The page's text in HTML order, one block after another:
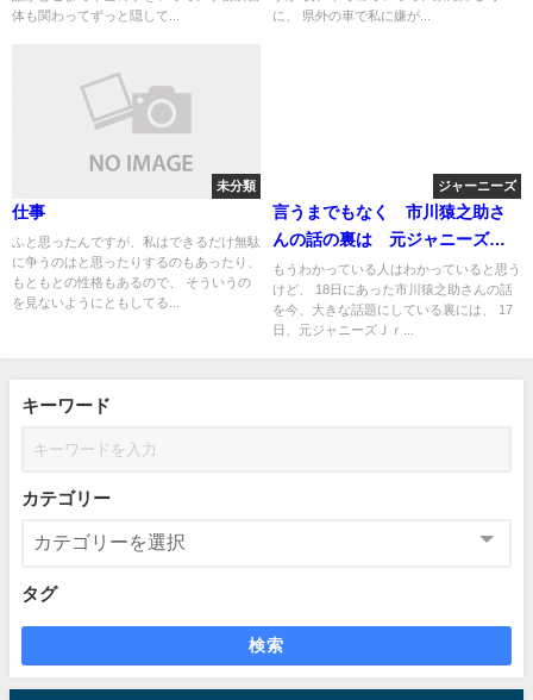
体も関わってずっと隠して...
に、 県外の車で私に嫌が...
未分類
仕事
ふと思ったんですが、私はできるだけ無駄
に争うのはと思ったりするのもあったり、
もともとの性格もあるので、 そういうの
を見ないようにともしてる...
ジャーニーズ
言うまでもなく 市川猿之助さ
んの話の裏は 元ジャニーズＪ
ｒ．カウアン・オカモトと橋田
康がジャニー氏性加害問題を国
会で訴え「未成年守る法整備
もうわかっている人はわかっていると思う
けど、 18日にあった市川猿之助さんの話
を今、大きな話題にしている裏には、 17
日、元ジャニーズＪｒ...
キーワード
カテゴリー
タグ
検索